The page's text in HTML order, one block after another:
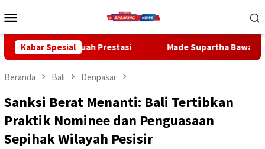
ke
Mobile
Kabar Spesial
Prestasi Made Supartha Bawa Energi Baru ABTI Bali,
Beranda Bali Denpasar
Sanksi Berat Menanti: Bali Tertibkan
Praktik Nominee dan Penguasaan
Sepihak Wilayah Pesisir